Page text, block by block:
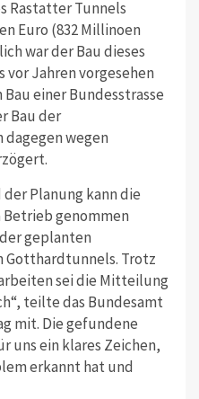
Rastatter Tunnels
Euro (832 Millinoen
war der Bau dieses
Jahren vorgesehen
einer Bundesstrasse
Bau der
wegen
Planung kann die
Betrieb genommen
geplanten
Gotthardtunnels. Trotz
sei die Mitteilung
teilte das Bundesamt
mit. Die gefundene
uns ein klares Zeichen,
erkannt hat und